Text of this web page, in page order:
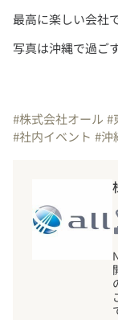
写真は沖縄で過ご
#株式会社オール #
#社内イベント #沖